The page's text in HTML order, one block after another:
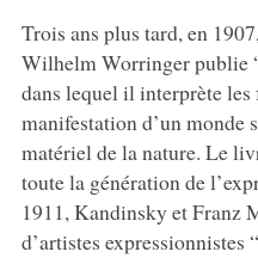
Trois ans plus tard, en
Wilhelm Worringer publie
dans lequel il interprète
manifestation d’un
matériel de la nature. Le
toute la génération de
1911, Kandinsky et Franz
d’artistes expressionnistes